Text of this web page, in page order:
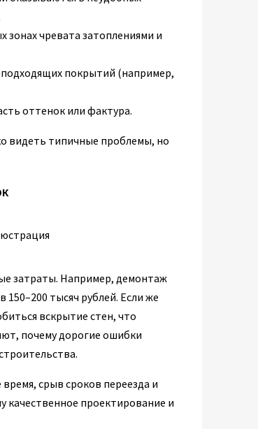
зонах чревата затоплениями и
покрытий (например,
оттенок или фактура.
видеть типичные проблемы, но
затраты. Например, демонтаж
тысяч рублей. Если же
вскрытие стен, что
почему дорогие ошибки
срыв сроков переезда и
качественное проектирование и